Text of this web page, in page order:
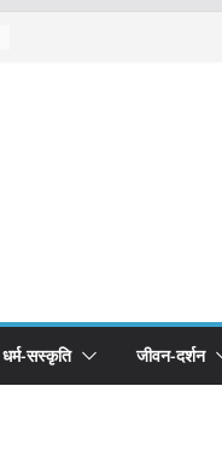
धर्म-सस्कृति जीवन-दर्शन